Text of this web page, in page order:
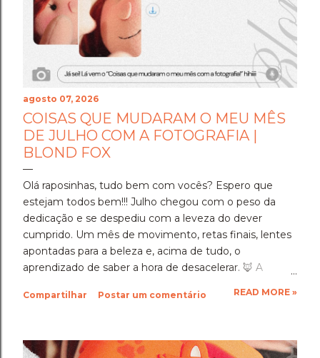
agosto 07, 2026
COISAS QUE MUDARAM O MEU MÊS
DE JULHO COM A FOTOGRAFIA |
BLOND FOX
Olá raposinhas, tudo bem com vocês? Espero que
estejam todos bem!!! Julho chegou com o peso da
dedicação e se despediu com a leveza do dever
cumprido. Um mês de movimento, retas finais, lentes
apontadas para a beleza e, acima de tudo, o
aprendizado de saber a hora de desacelerar. ​🦊 A
mês em que a disciplina atingiu o seu ponto mais alto.
importante foi um exercício de resiliência e entrega.
Compartilhar Postar um comentário READ MORE »